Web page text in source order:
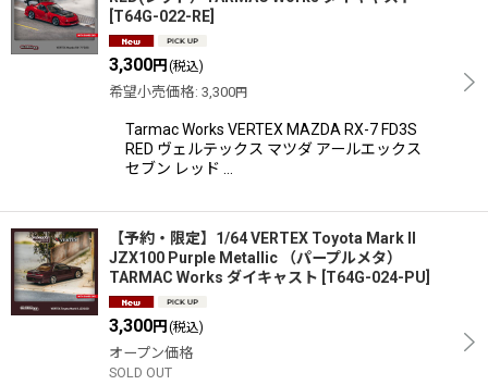
T64G-022-RE
3,300円 (税込)
希望小売価格: 3,300円
Tarmac Works VERTEX MAZDA RX-7 FD3S
RED ヴェルテックス マツダ アールエックス
セブン レッド …
【予約・限定】1/64 VERTEX Toyota Mark II
JZX100 Purple Metallic （パープルメタ）
TARMAC Works ダイキャスト T64G-024-PU
3,300円 (税込)
オープン価格
SOLD OUT